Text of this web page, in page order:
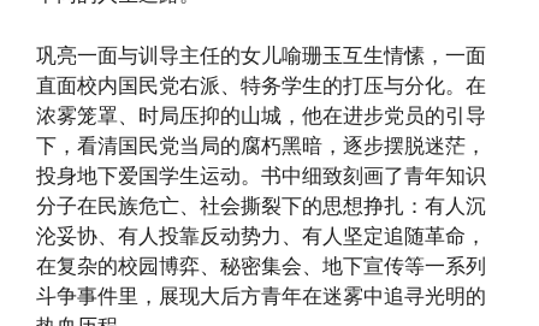
巩亮一面与训导主任的女儿喻珊玉互生情愫，一面
直面校内国民党右派、特务学生的打压与分化。在
浓雾笼罩、时局压抑的山城，他在进步党员的引导
下，看清国民党当局的腐朽黑暗，逐步摆脱迷茫，
投身地下爱国学生运动。书中细致刻画了青年知识
分子在民族危亡、社会撕裂下的思想挣扎：有人沉
沦妥协、有人投靠反动势力、有人坚定追随革命，
在复杂的校园博弈、秘密集会、地下宣传等一系列
斗争事件里，展现大后方青年在迷雾中追寻光明的